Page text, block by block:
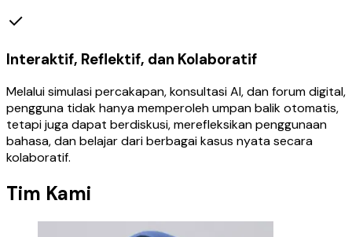
Interaktif, Reflektif, dan Kolaboratif
Melalui simulasi percakapan, konsultasi AI, dan forum digital,
pengguna tidak hanya memperoleh umpan balik otomatis,
tetapi juga dapat berdiskusi, merefleksikan penggunaan
bahasa, dan belajar dari berbagai kasus nyata secara
kolaboratif.
Tim Kami